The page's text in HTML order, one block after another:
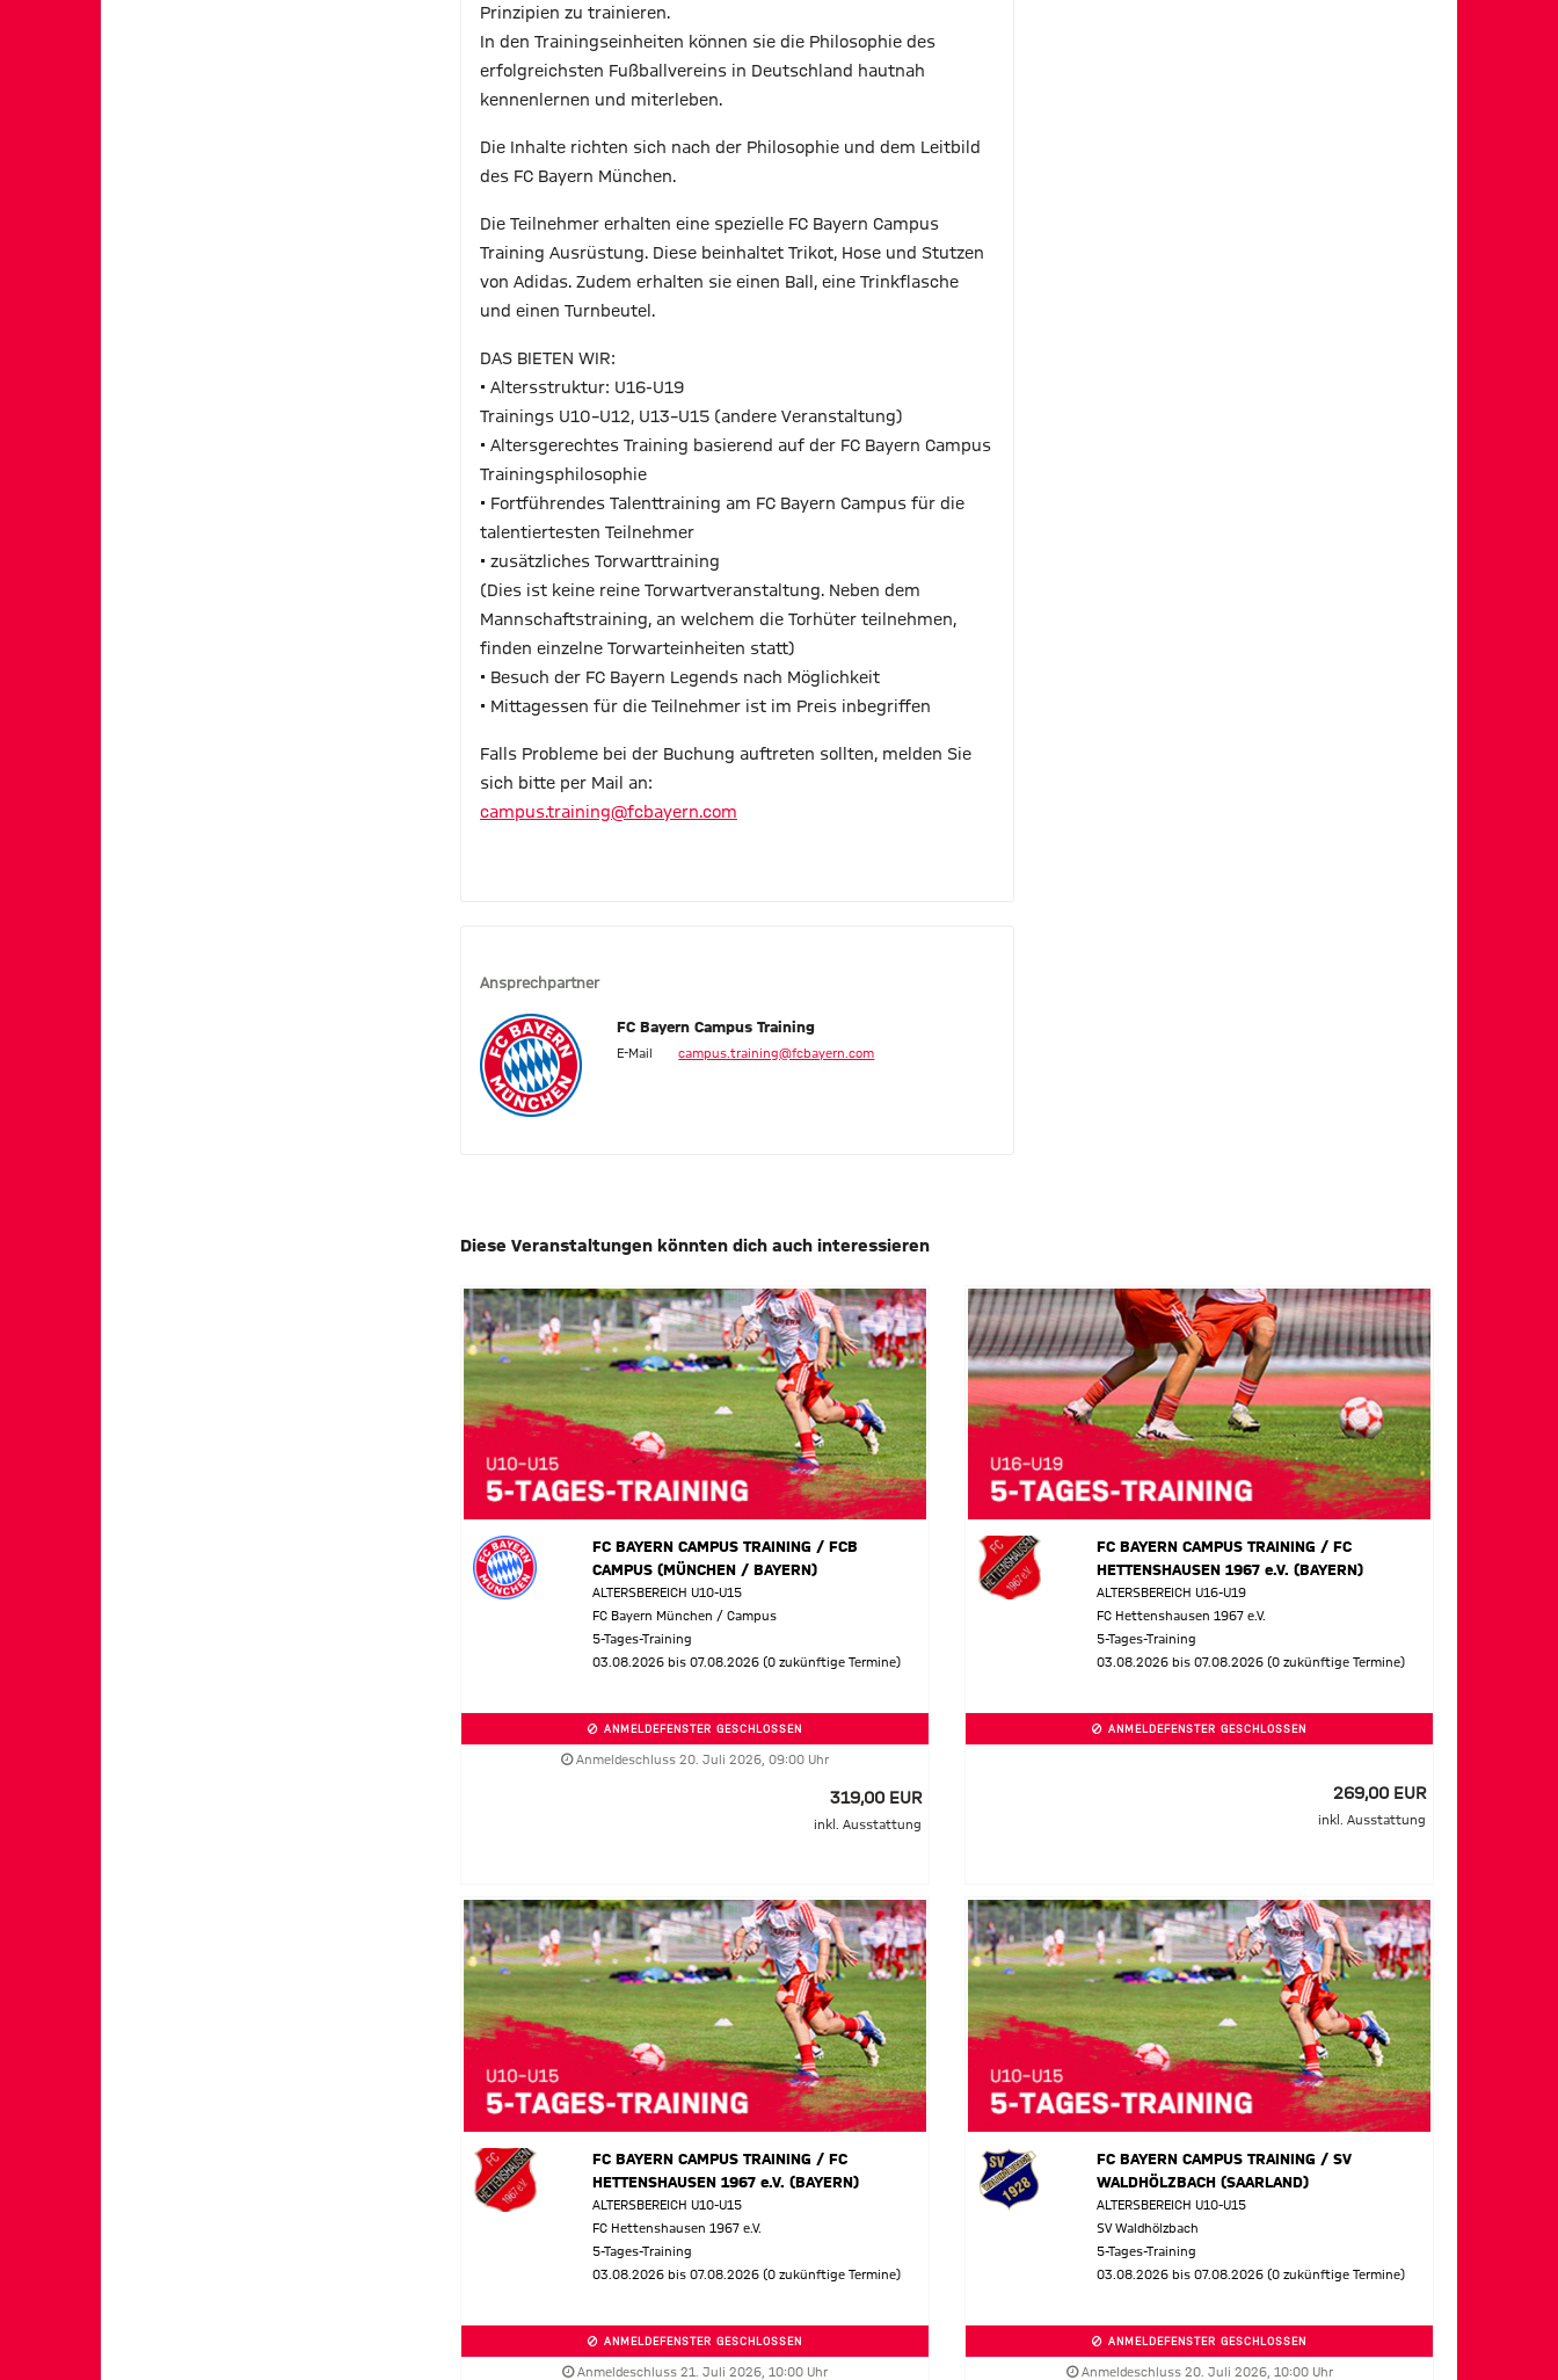
Prinzipien zu trainieren.
In den Trainingseinheiten können sie die Philosophie des
erfolgreichsten Fußballvereins in Deutschland hautnah
kennenlernen und miterleben.
Die Inhalte richten sich nach der Philosophie und dem Leitbild
des FC Bayern München.
Die Teilnehmer erhalten eine spezielle FC Bayern Campus
Training Ausrüstung. Diese beinhaltet Trikot, Hose und Stutzen
von Adidas. Zudem erhalten sie einen Ball, eine Trinkflasche
und einen Turnbeutel.
DAS BIETEN WIR:
• Altersstruktur: U16-U19
Trainings U10–U12, U13–U15 (andere Veranstaltung)
• Altersgerechtes Training basierend auf der FC Bayern Campus
Trainingsphilosophie
• Fortführendes Talenttraining am FC Bayern Campus für die
talentiertesten Teilnehmer
• zusätzliches Torwarttraining
(Dies ist keine reine Torwartveranstaltung. Neben dem
Mannschaftstraining, an welchem die Torhüter teilnehmen,
finden einzelne Torwarteinheiten statt)
• Besuch der FC Bayern Legends nach Möglichkeit
• Mittagessen für die Teilnehmer ist im Preis inbegriffen
Falls Probleme bei der Buchung auftreten sollten, melden Sie
sich bitte per Mail an:
campus.training@fcbayern.com
Ansprechpartner
FC Bayern Campus Training
E-Mail campus.training@fcbayern.com
Diese Veranstaltungen könnten dich auch interessieren
FC BAYERN CAMPUS TRAINING / FCB
CAMPUS (MÜNCHEN / BAYERN)
ALTERSBEREICH U10-U15
FC Bayern München / Campus
5-Tages-Training
03.08.2026 bis 07.08.2026 (0 zukünftige Termine)
ANMELDEFENSTER GESCHLOSSEN
Anmeldeschluss 20. Juli 2026, 09:00 Uhr
319,00 EUR
inkl. Ausstattung
FC BAYERN CAMPUS TRAINING / FC
HETTENSHAUSEN 1967 e.V. (BAYERN)
ALTERSBEREICH U16-U19
FC Hettenshausen 1967 e.V.
5-Tages-Training
03.08.2026 bis 07.08.2026 (0 zukünftige Termine)
ANMELDEFENSTER GESCHLOSSEN
269,00 EUR
inkl. Ausstattung
FC BAYERN CAMPUS TRAINING / FC
HETTENSHAUSEN 1967 e.V. (BAYERN)
ALTERSBEREICH U10-U15
FC Hettenshausen 1967 e.V.
5-Tages-Training
03.08.2026 bis 07.08.2026 (0 zukünftige Termine)
ANMELDEFENSTER GESCHLOSSEN
Anmeldeschluss 21. Juli 2026, 10:00 Uhr
FC BAYERN CAMPUS TRAINING / SV
WALDHÖLZBACH (SAARLAND)
ALTERSBEREICH U10-U15
SV Waldhölzbach
5-Tages-Training
03.08.2026 bis 07.08.2026 (0 zukünftige Termine)
ANMELDEFENSTER GESCHLOSSEN
Anmeldeschluss 20. Juli 2026, 10:00 Uhr